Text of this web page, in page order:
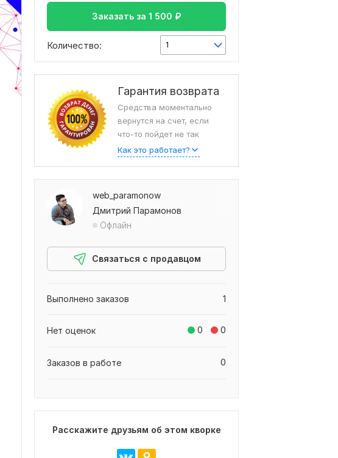
Заказать за 1 500 ₽
Количество: 1
Гарантия возврата
Средства моментально
вернутся на счет, если
что-то пойдет не так
Как это работает?
web_paramonow
Дмитрий Парамонов
Офлайн
Связаться с продавцом
1
Выполнено заказов
0 0
Нет оценок
0
Заказов в работе
Расскажите друзьям об этом кворке